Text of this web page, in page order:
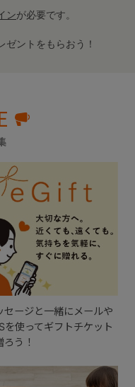
ンが必要です。
ゼントをもらおう！
セージと一緒にメールや
を使ってギフトチケット
ろう！